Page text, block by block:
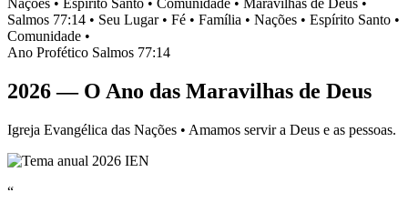
Salmos 77:14 • Seu Lugar • Fé • Família • Nações • Espírito Santo •
Comunidade •
Ano Profético Salmos 77:14
2026 — O Ano das Maravilhas de Deus
Igreja Evangélica das Nações • Amamos servir a Deus e as pessoas.
“